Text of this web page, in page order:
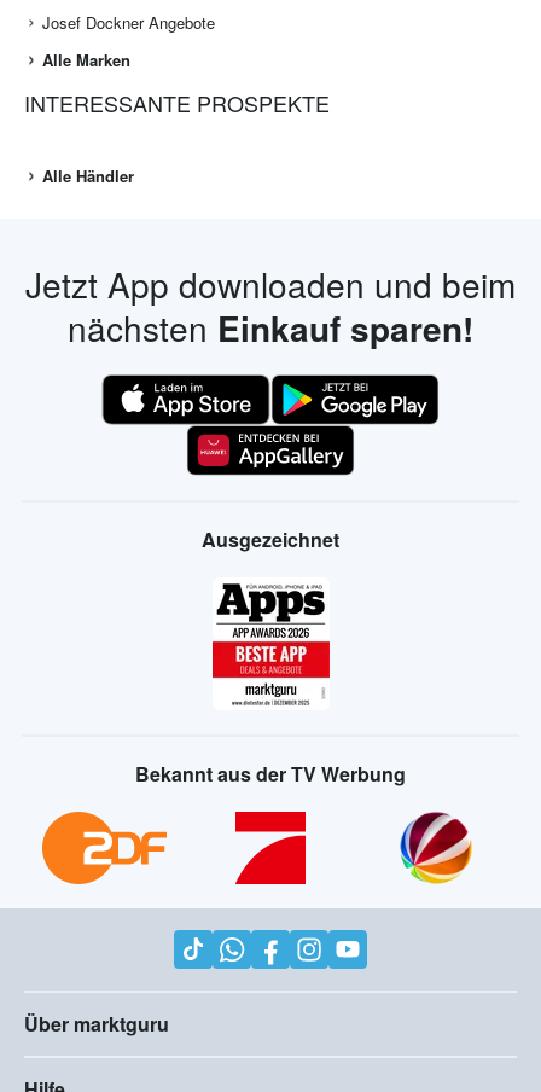
Josef Dockner Angebote
Alle Marken
INTERESSANTE PROSPEKTE
Alle Händler
Jetzt App downloaden und beim
nächsten Einkauf sparen!
Ausgezeichnet
Bekannt aus der TV Werbung
Über marktguru